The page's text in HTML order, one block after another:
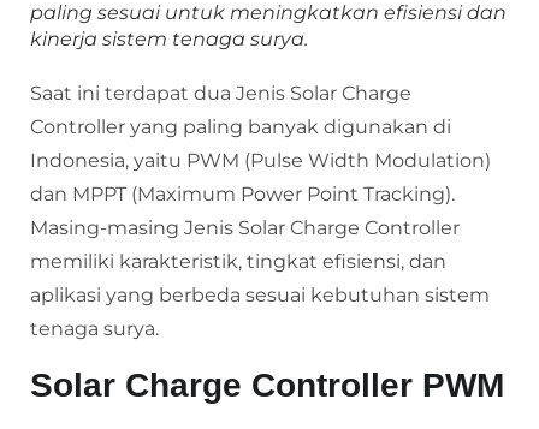
paling sesuai untuk meningkatkan efisiensi dan
kinerja sistem tenaga surya.
Saat ini terdapat dua Jenis Solar Charge
Controller yang paling banyak digunakan di
Indonesia, yaitu PWM (Pulse Width Modulation)
dan MPPT (Maximum Power Point Tracking).
Masing-masing Jenis Solar Charge Controller
memiliki karakteristik, tingkat efisiensi, dan
aplikasi yang berbeda sesuai kebutuhan sistem
tenaga surya.
Solar Charge Controller PWM